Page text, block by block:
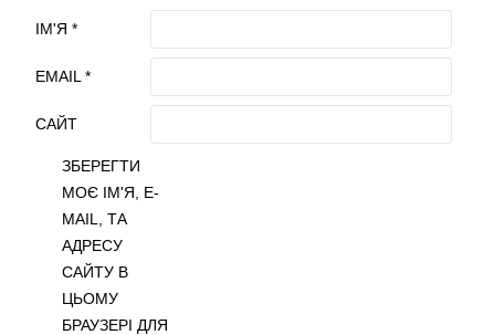
ІМ'Я *
EMAIL *
САЙТ
ЗБЕРЕГТИ
МОЄ ІМ'Я, E-
MAIL, ТА
АДРЕСУ
САЙТУ В
ЦЬОМУ
БРАУЗЕРІ ДЛЯ